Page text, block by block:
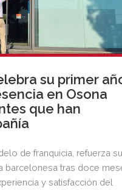
su primer
en Osona
que han
de franquicia, refuerza
barcelonesa tras doce
y satisfacción del